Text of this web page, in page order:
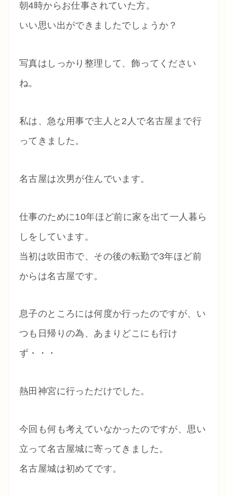
朝4時からお仕事されていた方。
いい思い出ができましたでしょうか？
写真はしっかり整理して、飾ってください
ね。
私は、急な用事で主人と2人で名古屋まで行
ってきました。
名古屋は次男が住んでいます。
仕事のために10年ほど前に家を出て一人暮ら
しをしています。
当初は吹田市で、その後の転勤で3年ほど前
からは名古屋です。
息子のところには何度か行ったのですが、い
つも日帰りの為、あまりどこにも行け
ず・・・
熱田神宮に行っただけでした。
今回も何も考えていなかったのですが、思い
立って名古屋城に寄ってきました。
名古屋城は初めてです。